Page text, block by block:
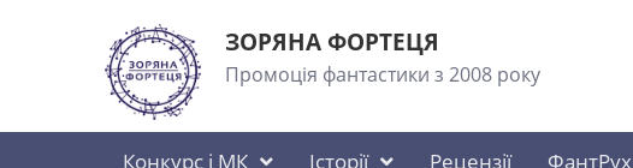
ЗОРЯНА ФОРТЕЦЯ
Промоція фантастики з 2008 року
Конкурс і МК Історії Рецензії ФантРух